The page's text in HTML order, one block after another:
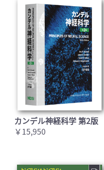
カンデル神経科学 第2版
￥15,950